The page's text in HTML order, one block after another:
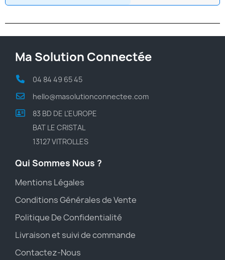
Ma Solution Connectée
04 84 49 65 45
hello@masolutionconnectee.com
83 BD DE L'EUROPE
BAT LE CRISTAL
13127 VITROLLES
Qui Sommes Nous ?
Mentions Légales
Conditions Générales de Vente
Politique De Confidentialité
Livraison et suivi de commande
Contactez-Nous